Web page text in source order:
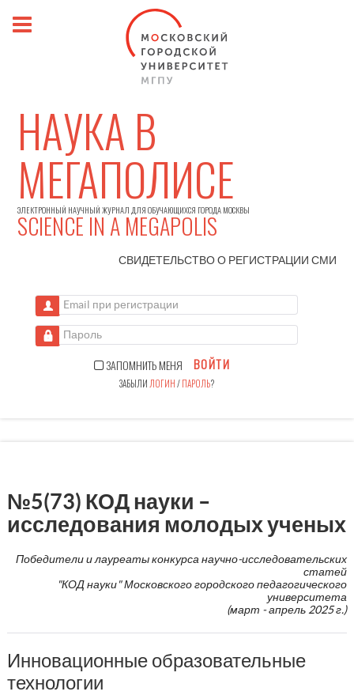
НАУКА В
МЕГАПОЛИСЕ
ЭЛЕКТРОННЫЙ НАУЧНЫЙ ЖУРНАЛ ДЛЯ ОБУЧАЮЩИХСЯ ГОРОДА МОСКВЫ
SCIENCE IN A MEGAPOLIS
СВИДЕТЕЛЬСТВО О РЕГИСТРАЦИИСМИ
Email при регистрации
Пароль
ЗАПОМНИТЬ МЕНЯ ВОЙТИ
ЗАБЫЛИ ЛОГИН/ПАРОЛЬ?
№5(73) КОД науки –
исследования молодых ученых
Победители и лауреаты конкурса научно-исследовательских
статей
"КОД науки" Московского городского педагогического
университета
(март - апрель 2025 г.)
Инновационные образовательные
технологии